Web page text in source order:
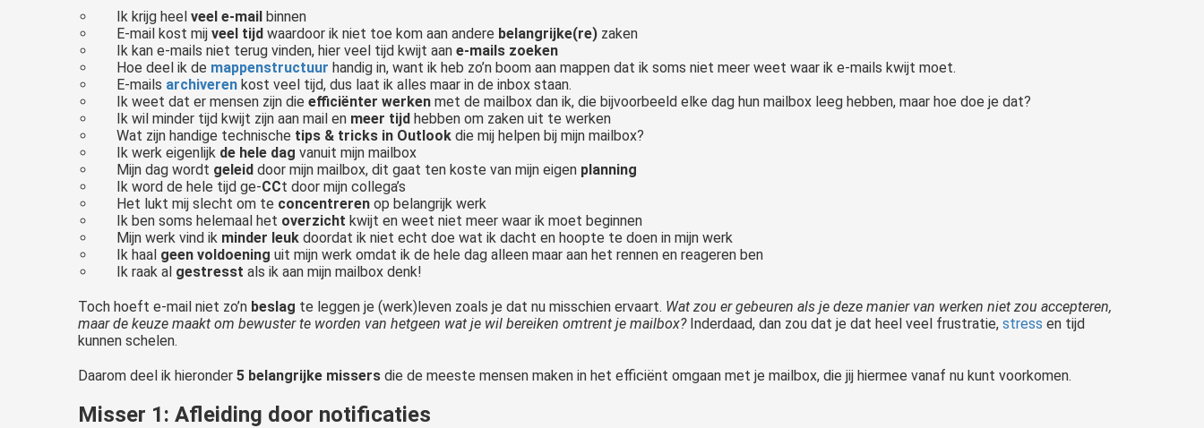
Ik krijg heelveel e-mail binnen
E-mail kost mijveel tijd waardoor ik niet toe kom aan andere belangrijke(re) zaken
Ik kan e-mails niet terug vinden, hier veel tijd kwijt aane-mails zoeken
Hoe deel ik de mappenstructuur handig in, want ik heb zo’n boom aan mappen dat ik soms niet meer weet waar ik e-mails kwijt moet.
E-mails archiveren kost veel tijd, dus laat ik alles maar in de inbox staan.
Ik weet dat er mensen zijn dieefficiënter werken met de mailbox dan ik, die bijvoorbeeld elke dag hun mailbox leeg hebben, maar hoe doe je dat?
Ik wil minder tijd kwijt zijn aan mail en meer tijd hebben om zaken uit te werken
Wat zijn handige technische tips & tricks in Outlook die mij helpen bij mijn mailbox?
Ik werk eigenlijk de hele dag vanuit mijn mailbox
Mijn dag wordt geleid door mijn mailbox, dit gaat ten koste van mijn eigen planning
Ik word de hele tijd ge-CCt door mijn collega’s
Het lukt mij slecht om te concentreren op belangrijk werk
Ik ben soms helemaal het overzicht kwijt en weet niet meer waar ik moet beginnen
Mijn werk vind ik minder leuk doordat ik niet echt doe wat ik dacht en hoopte te doen in mijn werk
Ik haal geen voldoening uit mijn werk omdat ik de hele dag alleen maar aan het rennen en reageren ben
Ik raak al gestresst als ik aan mijn mailbox denk!
Toch hoeft e-mail niet zo’n beslag te leggen je (werk)leven zoals je dat nu misschien ervaart. Wat zou er gebeuren als je deze manier van werken niet zou accepteren,
maar de keuze maakt om bewuster te worden van hetgeen wat je wil bereiken omtrent je mailbox?Inderdaad, dan zou dat je dat heel veel frustratie, stress en tijd
kunnen schelen.
Daarom deel ik hieronder 5 belangrijke missers die de meeste mensen maken in het efficiënt omgaan met je mailbox, die jij hiermee vanaf nu kunt voorkomen.
Misser 1: Afleiding door notificaties